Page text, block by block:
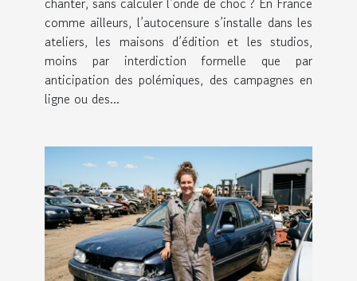
comme ailleurs, l’autocensure s’installe dans les
ateliers, les maisons d’édition et les studios,
moins par interdiction formelle que par
anticipation des polémiques, des campagnes en
ligne ou des...